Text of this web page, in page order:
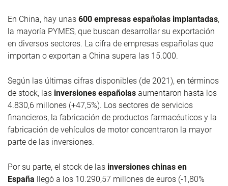
En China, hay unas 600 empresas españolas implantadas,
la mayoría PYMES, que buscan desarrollar su exportación
en diversos sectores. La cifra de empresas españolas que
importan o exportan a China supera las 15.000.
Según las últimas cifras disponibles (de 2021), en términos
de stock, las inversiones españolas aumentaron hasta los
4.830,6 millones (+47,5%). Los sectores de servicios
financieros, la fabricación de productos farmacéuticos y la
fabricación de vehículos de motor concentraron la mayor
parte de las inversiones.
Por su parte, el stock de las inversiones chinas en
España llegó a los 10.290,57 millones de euros (-1,80%